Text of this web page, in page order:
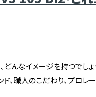
どんなイメージを持つでしょ
、職人のこだわり、プロレ